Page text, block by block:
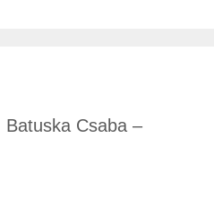
Batuska Csaba –